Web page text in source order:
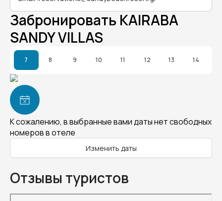
Забронировать KAIRABA
SANDY VILLAS
7 8 9 10 11 12 13 14
К сожалению, в выбранные вами даты нет свободных
номеров в отеле
Изменить даты
Отзывы туристов